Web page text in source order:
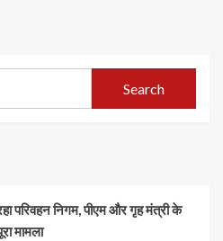
Search
परिवहन निगम, पीएम और गृह मंत्री के
मामला